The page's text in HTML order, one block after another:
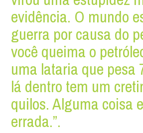
evidência. O mundo
guerra por causa do
você queima o
uma lataria que pesa
lá dentro tem um
quilos. Alguma coisa
errada.”.